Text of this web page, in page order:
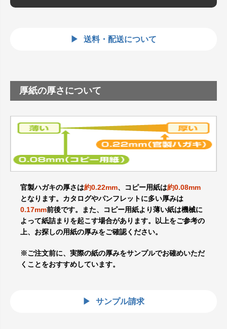
送料・配送について
厚紙の厚さについて
官製ハガキの厚さは約0.22mm、コピー用紙は約0.08mm
となります。カタログやパンフレットに多い厚みは
0.17mm前後です。また、コピー用紙より薄い紙は機械に
よって紙詰まりを起こす場合があります。以上をご参考の
上、お探しの用紙の厚みをご確認ください。
※ご注文前に、実際の紙の厚みをサンプルでお確めいただ
くことをおすすめしています。
サンプル請求